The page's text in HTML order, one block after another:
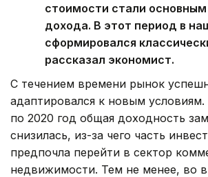
стоимости стали
дохода. В этот период в
сформировался
рассказал экономист.
С течением времени рынок
адаптировался к новым условиям.
по 2020 год общая доходность
снизилась, из-за чего часть
предпочла перейти в сектор
недвижимости. Тем не менее, во